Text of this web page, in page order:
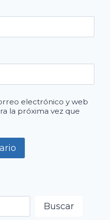
electrónico y web
la próxima vez que
Buscar